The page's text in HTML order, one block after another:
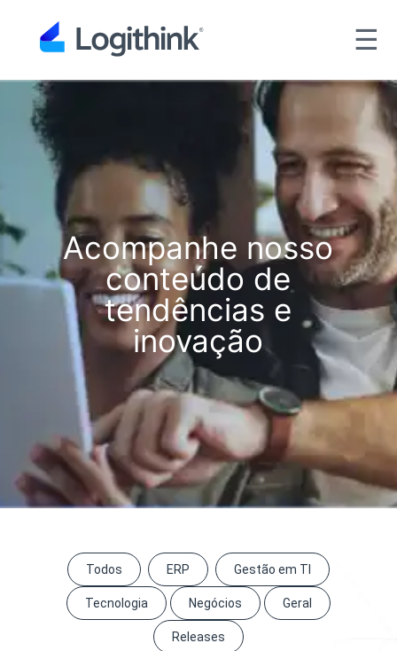
☰
Acompanhe nosso
conteúdo de
tendências e
inovação
Todos ERP Gestão em TI
Tecnologia Negócios Geral
Releases